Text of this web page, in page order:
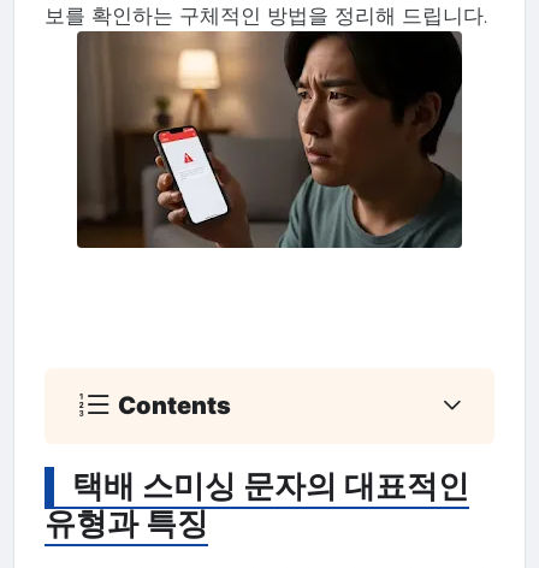
보를 확인하는 구체적인 방법을 정리해 드립니다.
Contents
택배 스미싱 문자의 대표적인
유형과 특징